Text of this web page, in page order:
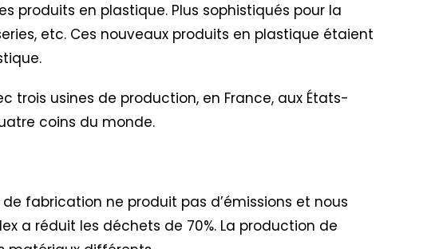
produits en plastique. Plus sophistiqués pour la
etc. Ces nouveaux produits en plastique étaient
usines de production, en France, aux États-
coins du monde.
fabrication ne produit pas d’émissions et nous
a réduit les déchets de 70%. La production de